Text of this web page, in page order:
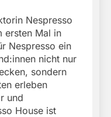
Nespresso
ersten Mal in
Nespresso ein
nicht nur
sondern
erleben
und
House ist